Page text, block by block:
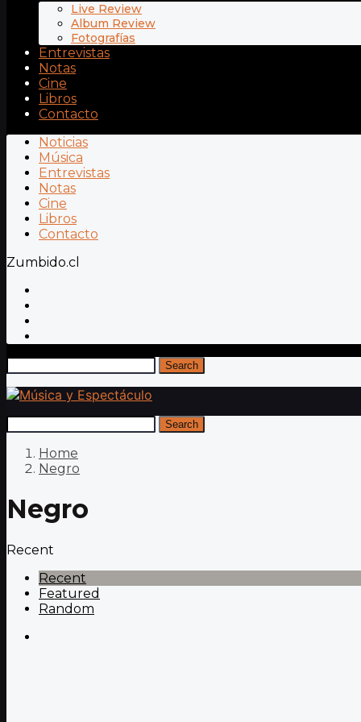
Live Review
Album Review
Fotografías
Entrevistas
Notas
Cine
Libros
Contacto
Noticias
Música
Entrevistas
Notas
Cine
Libros
Contacto
Zumbido.cl
Search
Search
Home
Negro
Negro
Recent
Recent
Featured
Random